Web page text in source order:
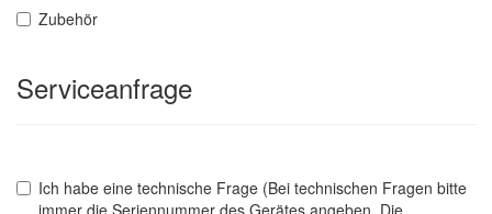
Zubehör
Serviceanfrage
Ich habe eine technische Frage (Bei technischen Fragen bitte